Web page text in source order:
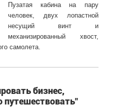
Пузатая кабина на пару
человек, двух лопастной
несущий винт и
механизированный хвост,
самолета.
бизнес,
путешествовать"